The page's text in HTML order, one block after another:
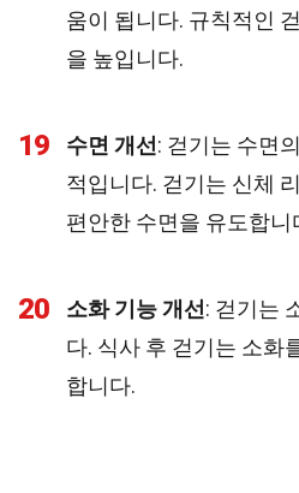
움이 됩니다. 규칙적인
을 높입니다.
19 수면 개선 : 걷기는 수면
적입니다. 걷기는 신체
편안한 수면을 유도합니
20 소화 기능 개선 : 걷기는
다. 식사 후 걷기는 소화
합니다.